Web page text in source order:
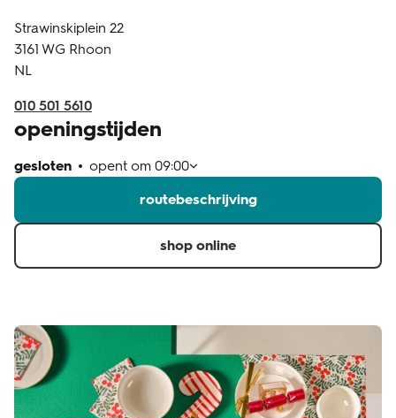
klantenservice
Strawinskiplein 22
3161 WG Rhoon
NL
010 501 5610
openingstijden
gesloten opent om 09:00
routebeschrijving
shop online